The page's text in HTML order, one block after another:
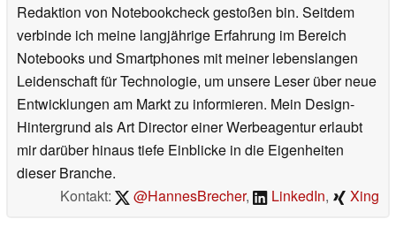
Redaktion von Notebookcheck gestoßen bin. Seitdem
verbinde ich meine langjährige Erfahrung im Bereich
Notebooks und Smartphones mit meiner lebenslangen
Leidenschaft für Technologie, um unsere Leser über neue
Entwicklungen am Markt zu informieren. Mein Design-
Hintergrund als Art Director einer Werbeagentur erlaubt
mir darüber hinaus tiefe Einblicke in die Eigenheiten
dieser Branche.
Kontakt:
@HannesBrecher, LinkedIn, Xing